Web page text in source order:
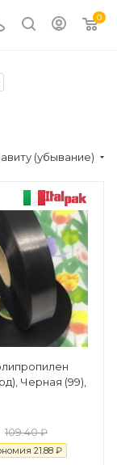
0
(убывание)
Черная (99),
109.40₽
21.88 ₽